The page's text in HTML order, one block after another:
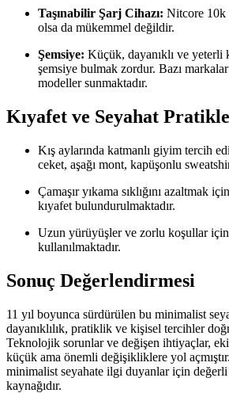
Taşınabilir Şarj Cihazı: Nitcore 10k
olsa da mükemmel değildir.
Şemsiye: Küçük, dayanıklı ve yeterli
şemsiye bulmak zordur. Bazı
modeller sunmaktadır.
Kıyafet ve Seyahat
Kış aylarında katmanlı giyim tercih
ceket, aşağı mont, kapüşonlu
Çamaşır yıkama sıklığını azaltmak
kıyafet bulundurulmaktadır.
Uzun yürüyüşler ve zorlu koşullar için
kullanılmaktadır.
Sonuç Değerlendirmesi
11 yıl boyunca sürdürülen bu minimalist
dayanıklılık, pratiklik ve kişisel tercihler
Teknolojik sorunlar ve değişen ihtiyaçlar,
küçük ama önemli değişikliklere yol
minimalist seyahate ilgi duyanlar için
kaynağıdır.